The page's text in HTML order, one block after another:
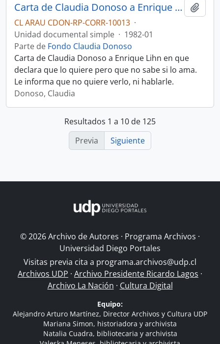
Carta de Claudia Donoso a Enrique Lihn
CL ARAU CDON-RP-CORR-10013 ·
Unidad documental simple · 1982-01
Parte de Fondo Claudia Donoso
Carta de Claudia Donoso a Enrique Lihn en que
declara que lo quiere pero que no sabe si lo ama.
Le informa que no quiere verlo, ni hablarle.
Donoso, Claudia
Resultados 1 a 10 de 125
Previa
Siguiente
© 2026 Archivo de Autores · Programa Archivos ·
Universidad Diego Portales
Visitas previa cita a programa.archivos@udp.cl
Archivos UDP · Archivo Presidente Ricardo Lagos ·
Archivo La Nación · Cultura Digital
Equipo:
Alejandro Arturo Martínez, Director Archivos y Cultura UDP
Mariana Simon, historiadora y archivista
Natalia Cuadra, bibliotecaria y archivista